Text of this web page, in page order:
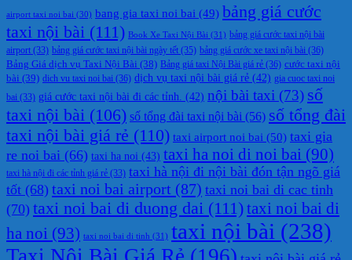
airport taxi noi bai (30) bang gia taxi noi bai (49) bảng giá cước
taxi nội bài (111) Book Xe Taxi Nội Bài (31) bảng giá cước taxi nội bài
airport (33) bảng giá cước taxi nội bài ngày tết (35) bảng giá cước xe taxi nội bài (36)
Bảng Giá dịch vụ Taxi Nội Bài (38) Bảng giá taxi Nội Bài giá rẻ (36) cước taxi nội
bài (39) dich vu taxi noi bai (36) dịch vụ taxi nội bài giá rẻ (42) gia cuoc taxi noi
bai (33) giá cước taxi nội bài đi các tỉnh. (42) nội bài taxi (73) số
taxi nội bài (106) số tổng đài taxi nội bài (56) số tổng đài
taxi nội bài giá rẻ (110) taxi airport noi bai (50) taxi gia
re noi bai (66) taxi ha noi (43) taxi ha noi di noi bai (90)
taxi hà nội đi các tỉnh giá rẻ (33) taxi hà nội đi nội bài đón tận ngõ giá
tốt (68) taxi noi bai airport (87) taxi noi bai di cac tinh
(70) taxi noi bai di duong dai (111)taxi noi bai di
ha noi (93) taxi noi bai di tinh (31) taxi nội bài (238)